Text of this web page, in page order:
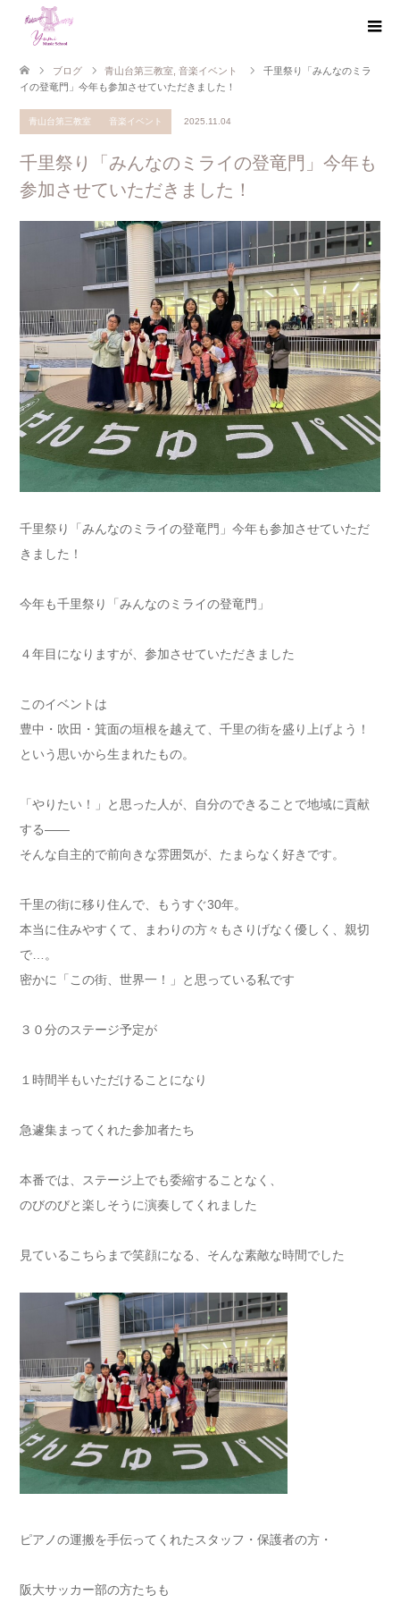
ブログ 青山台第三教室 音楽イベント
千里祭り「みんなのミラ
イの登竜門」今年も参加させていただきました！
青山台第三教室 音楽イベント 2025.11.04
千里祭り「みんなのミライの登竜門」今年も
参加させていただきました！
千里祭り「みんなのミライの登竜門」今年も参加させていただ
きました！
今年も千里祭り「みんなのミライの登竜門」
４年目になりますが、参加させていただきました
このイベントは
豊中・吹田・箕面の垣根を越えて、千里の街を盛り上げよう！
という思いから生まれたもの。
「やりたい！」と思った人が、自分のできることで地域に貢献
する——
そんな自主的で前向きな雰囲気が、たまらなく好きです。
千里の街に移り住んで、もうすぐ30年。
本当に住みやすくて、まわりの方々もさりげなく優しく、親切
で…。
密かに「この街、世界一！」と思っている私です
３０分のステージ予定が
１時間半もいただけることになり
急遽集まってくれた参加者たち
本番では、ステージ上でも委縮することなく、
のびのびと楽しそうに演奏してくれました
見ているこちらまで笑顔になる、そんな素敵な時間でした
ピアノの運搬を手伝ってくれたスタッフ・保護者の方・
阪大サッカー部の方たちも